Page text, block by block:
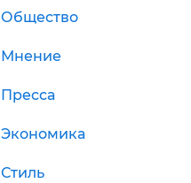
Общество
Мнение
Пресса
Экономика
Стиль